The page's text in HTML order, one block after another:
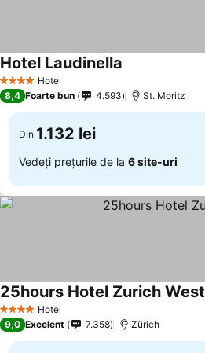
4 Stele Hotel
Hotel Laudinella
8,4 Foarte bun 4.593 St. Moritz
Din 1.132 lei
Vedeți prețurile de la 6 site-uri
4 Stele Hotel
25hours Hotel Zurich West
9,0 Excelent 7.358 Zürich